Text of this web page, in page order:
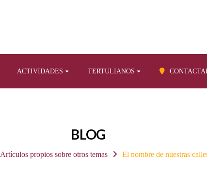
ACTIVIDADES TERTULIANOS
BLOG
Artículos propios sobre otros temas El nombre de nuestras